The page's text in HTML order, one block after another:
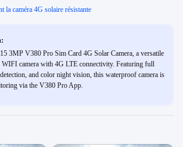
la caméra 4G solaire résistante
3MP V380 Pro Sim Card 4G Solar Camera, a versatile
camera with 4G LTE connectivity. Featuring full
and color night vision, this waterproof camera is
via the V380 Pro App.